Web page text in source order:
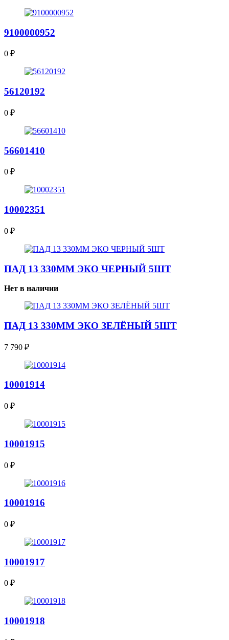
9100000952
0 ₽
56120192
0 ₽
56601410
0 ₽
10002351
0 ₽
ПАД 13 330ММ ЭКО ЧЕРНЫЙ 5ШТ
Нет в наличии
ПАД 13 330ММ ЭКО ЗЕЛЁНЫЙ 5ШТ
7 790 ₽
10001914
0 ₽
10001915
0 ₽
10001916
0 ₽
10001917
0 ₽
10001918